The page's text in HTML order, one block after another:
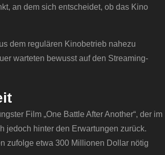
an dem sich entscheidet, ob das Kino
dem regulären Kinobetrieb nahezu
warteten bewusst auf den Streaming-
Film „One Battle After Another“, der im
jedoch hinter den Erwartungen zurück.
zufolge etwa 300 Millionen Dollar nötig